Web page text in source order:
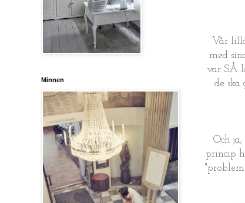
Vår
med
var SÅ
de
Och
princip
Minnen